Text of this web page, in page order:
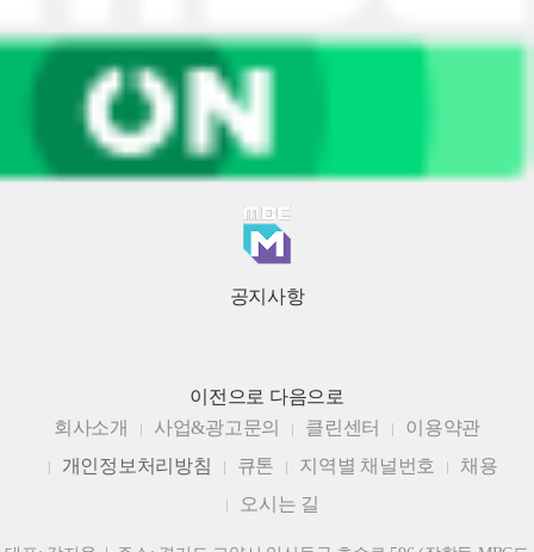
공지사항
이전으로 다음으로
회사소개
사업&광고문의 클린센터
이용약관
개인정보처리방침
큐톤 지역별 채널번호
채용
오시는 길